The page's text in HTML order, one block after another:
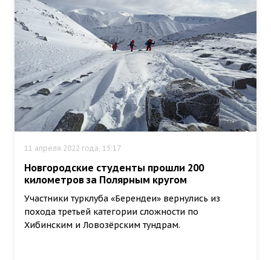
11 апреля 2022 года, 15:17
Новгородские студенты прошли 200
километров за Полярным кругом
Участники турклуба «Берендеи» вернулись из
похода третьей категории сложности по
Хибинским и Ловозёрским тундрам.